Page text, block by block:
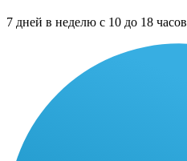
7 дней в неделю с 10 до 18 часов